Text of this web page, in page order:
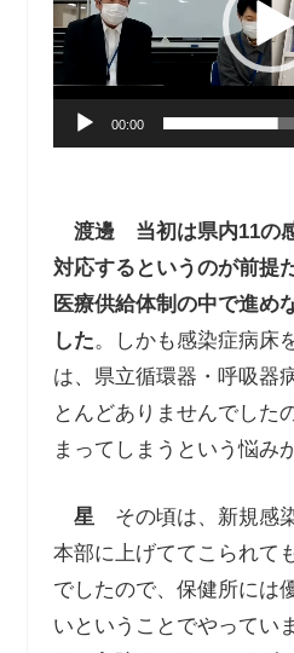
ー
ヤ
ー
00:00
渡邊 当初は県内11の
対応するというのが前提
医療供給体制の中で進め
した。しかも感染症病床
は、県立循環器・呼吸器
とんどありませんでした
まってしまうという悩み
星 その頃は、新規感
本部に上げててこられて
でしたので、保健所には
いということでやってい